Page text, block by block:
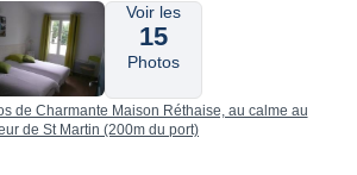
Voir les
15
Photos
de Charmante Maison Réthaise, au calme au
de St Martin (200m du port)